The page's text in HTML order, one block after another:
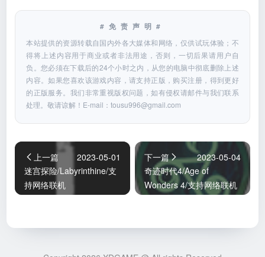
#免责声明#
本站提供的资源转载自国内外各大媒体和网络，仅供试玩体验；不
得将上述内容用于商业或者非法用途，否则，一切后果请用户自
负。您必须在下载后的24个小时之内，从您的电脑中彻底删除上述
内容。如果您喜欢该游戏内容，请支持正版，购买注册，得到更好
的正版服务。我们非常重视版权问题，如有侵权请邮件与我们联系
处理。敬请谅解！E-mail：tousu996@gmail.com
上一篇
2023-05-01
迷宫探险/Labyrinthine/支
持网络联机
下一篇
2023-05-04
奇迹时代4/Age of
Wonders 4/支持网络联机